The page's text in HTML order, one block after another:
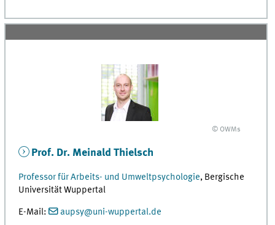
© OWMs
Prof. Dr. Meinald Thielsch
Professor für Arbeits- und Umweltpsychologie, Bergische
Universität Wuppertal
E-Mail: aupsy@uni-wuppertal.de